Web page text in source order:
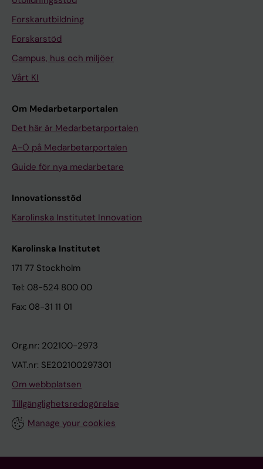
Forskarutbildning
Forskarstöd
Campus, hus och miljöer
Vårt KI
Om Medarbetarportalen
Det här är Medarbetarportalen
A-Ö på Medarbetarportalen
Guide för nya medarbetare
Innovationsstöd
Karolinska Institutet Innovation
Karolinska Institutet
171 77 Stockholm
Tel: 08-524 800 00
Fax: 08-31 11 01
Org.nr: 202100-2973
VAT.nr: SE202100297301
Om webbplatsen
Tillgänglighetsredogörelse
Manage your cookies